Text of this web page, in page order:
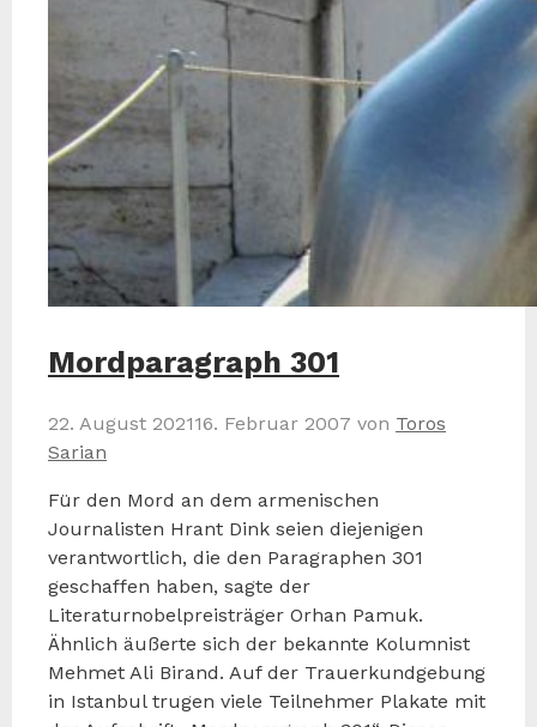
Mordparagraph 301
22. August 202116. Februar 2007 von Toros
Sarian
Für den Mord an dem armenischen
Journalisten Hrant Dink seien diejenigen
verantwortlich, die den Paragraphen 301
geschaffen haben, sagte der
Literaturnobelpreisträger Orhan Pamuk.
Ähnlich äußerte sich der bekannte Kolumnist
Mehmet Ali Birand. Auf der Trauerkundgebung
in Istanbul trugen viele Teilnehmer Plakate mit